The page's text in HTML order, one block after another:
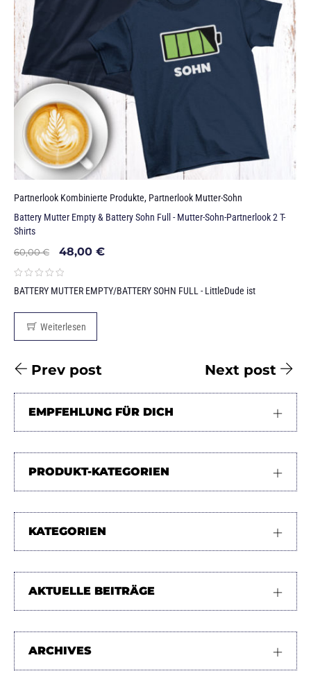
Partnerlook Kombinierte Produkte, Partnerlook Mutter-Sohn
Battery Mutter Empty & Battery Sohn Full - Mutter-Sohn-Partnerlook 2 T-
Shirts
60,00€ 48,00 €
BATTERY MUTTER EMPTY/BATTERY SOHN FULL - LittleDude ist
Weiterlesen
Prev post Next post
EMPFEHLUNG FÜR DICH
PRODUKT-KATEGORIEN
KATEGORIEN
AKTUELLE BEITRÄGE
ARCHIVES